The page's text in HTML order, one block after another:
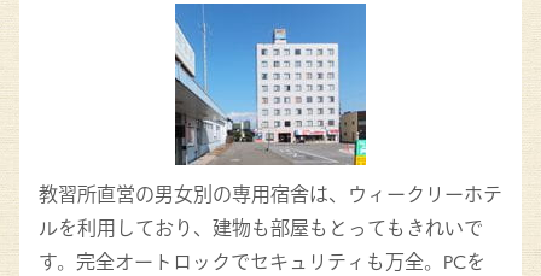
教習所直営の男女別の専用宿舎は、ウィークリーホテ
ルを利用しており、建物も部屋もとってもきれいで
す。完全オートロックでセキュリティも万全。PCを